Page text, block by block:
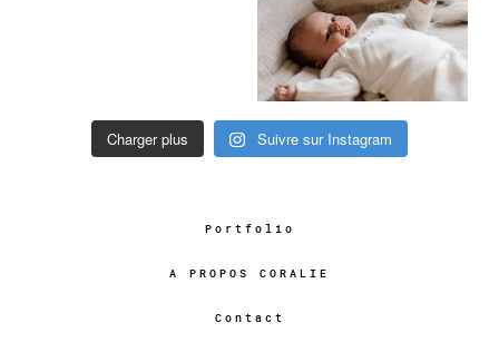
Charger plus Suivre sur Instagram
Portfolio
A PROPOS CORALIE
Contact